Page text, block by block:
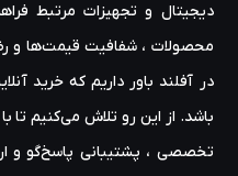
دیجیتال و تجهیزات مرتبط
محصولات ، شفافیت قیمت‌ها و
در آفلند باور داریم که خرید
باشد. از این رو تلاش می‌کنیم تا
تخصصی ، پشتیبانی پاسخ‌گو و